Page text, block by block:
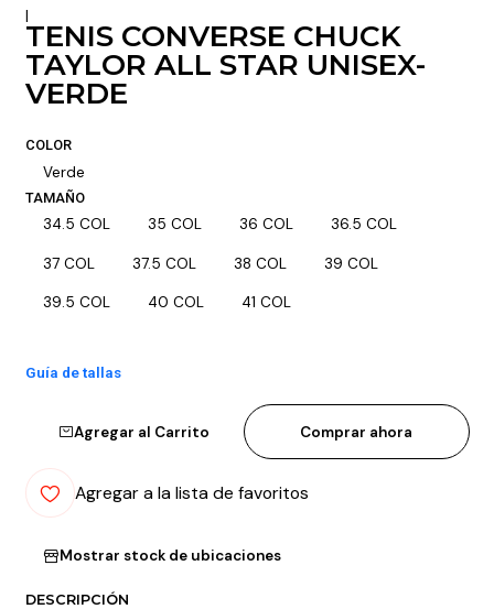
|
TENIS CONVERSE CHUCK
TAYLOR ALL STAR UNISEX-
VERDE
COLOR
Verde
TAMAÑO
34.5 COL 35 COL 36 COL 36.5 COL
37 COL 37.5 COL 38 COL 39 COL
39.5 COL 40 COL 41 COL
Guía de tallas
Agregar al Carrito Comprar ahora
Agregar a la lista de favoritos
Mostrar stock de ubicaciones
DESCRIPCIÓN